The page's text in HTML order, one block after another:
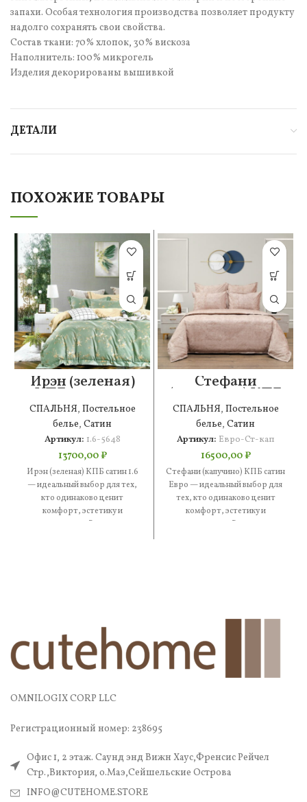
запахи. Особая технология производства позволяет продукту
надолго сохранять свои свойства.
Состав ткани: 70% хлопок, 30% вискоза
Наполнитель: 100% микрогель
Изделия декорированы вышивкой
ДЕТАЛИ
ПОХОЖИЕ ТОВАРЫ
Ирэн (зеленая)
КПБ сатин 1.6
СПАЛЬНЯ, Постельное
белье, Сатин
Артикул: 1.6-5648
13700,00₽
Ирэн (зеленая) КПБ сатин 1.6
— идеальный выбор для тех,
кто одинаково ценит
комфорт, эстетику и
практичность. В составе —
Стефани
(капучино) КПБ
сатин Евро
СПАЛЬНЯ, Постельное
белье, Сатин
Артикул: Евро-Ст-кап
16500,00₽
Стефани (капучино) КПБ сатин
Евро — идеальный выбор для
тех, кто одинаково ценит
комфорт, эстетику и
практичность. В составе —
OMNILOGIX CORP LLC
Регистрационный номер: 238695
Офис 1, 2 этаж. Саунд энд Вижн Хаус,Френсис Рейчел
Стр.,Виктория, о.Маэ,Сейшельские Острова
INFO@CUTEHOME.STORE